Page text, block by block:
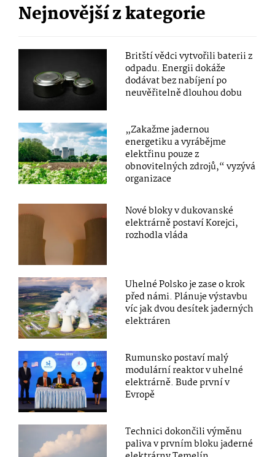
Nejnovější z kategorie
Britští vědci vytvořili baterii z
odpadu. Energii dokáže
dodávat bez nabíjení po
neuvěřitelně dlouhou dobu
„Zakažme jadernou
energetiku a vyrábějme
elektřinu pouze z
obnovitelných zdrojů,“ vyzývá
organizace
Nové bloky v dukovanské
elektrárně postaví Korejci,
rozhodla vláda
Uhelné Polsko je zase o krok
před námi. Plánuje výstavbu
víc jak dvou desítek jaderných
elektráren
Rumunsko postaví malý
modulární reaktor v uhelné
elektrárně. Bude první v
Evropě
Technici dokončili výměnu
paliva v prvním bloku jaderné